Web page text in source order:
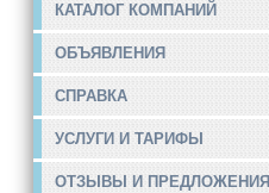
КАТАЛОГ КОМПАНИЙ
ОБЪЯВЛЕНИЯ
СПРАВКА
УСЛУГИ И ТАРИФЫ
ОТЗЫВЫ И ПРЕДЛОЖЕНИЯ